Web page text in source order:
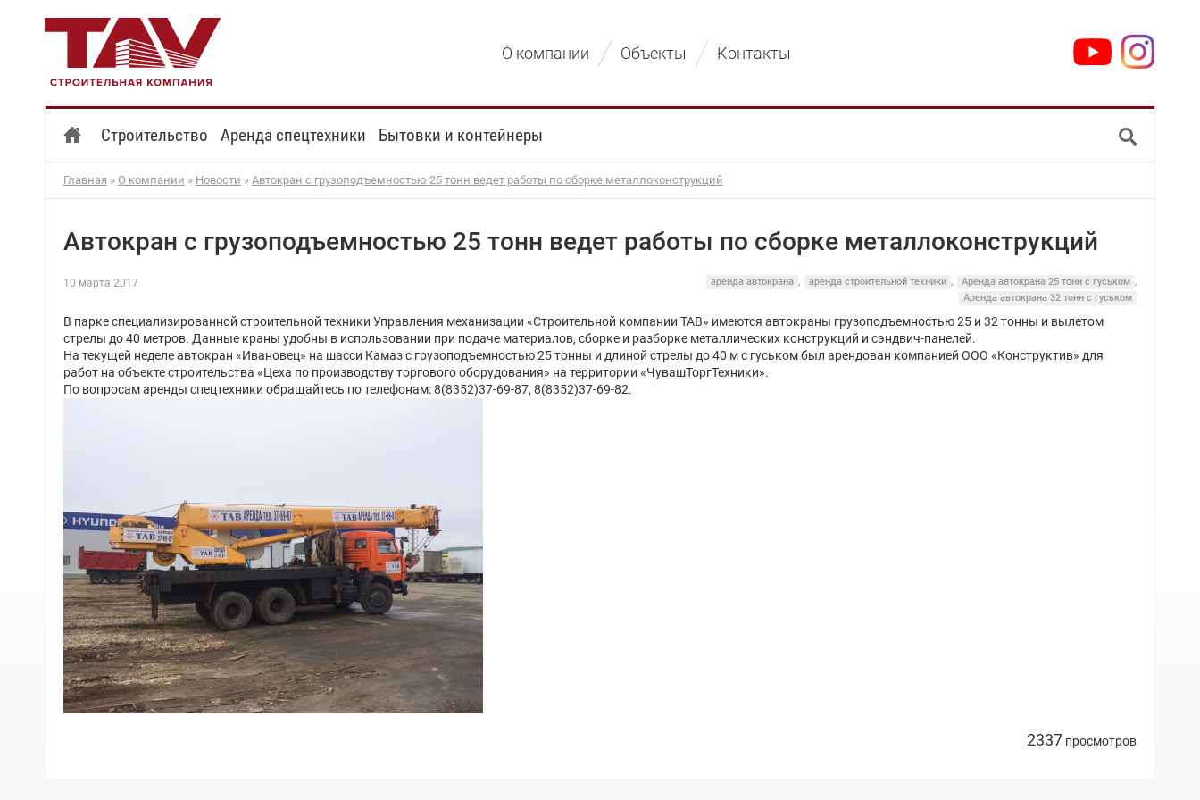
О компании Объекты Контакты
Строительство Аренда спецтехники Бытовки и контейнеры
Главная » О компании » Новости » Автокран с грузоподъемностью 25 тонн ведет работы по сборке металлоконструкций
Автокран с грузоподъемностью 25 тонн ведет работы по сборке металлоконструкций
10 марта 2017 аренда автокрана , аренда строительной техники , Аренда автокрана 25 тонн с гуськом ,
Аренда автокрана 32 тонн с гуськом
В парке специализированной строительной техники Управления механизации «Строительной компании ТАВ» имеются автокраны грузоподъемностью 25 и 32 тонны и вылетом
стрелы до 40 метров. Данные краны удобны в использовании при подаче материалов, сборке и разборке металлических конструкций и сэндвич-панелей.
На текущей неделе автокран «Ивановец» на шасси Камаз с грузоподъемностью 25 тонны и длиной стрелы до 40 м с гуськом был арендован компанией ООО «Конструктив» для
работ на объекте строительства «Цеха по производству торгового оборудования» на территории «ЧувашТоргТехники».
По вопросам аренды спецтехники обращайтесь по телефонам: 8(8352)37-69-87, 8(8352)37-69-82.
2337 просмотров